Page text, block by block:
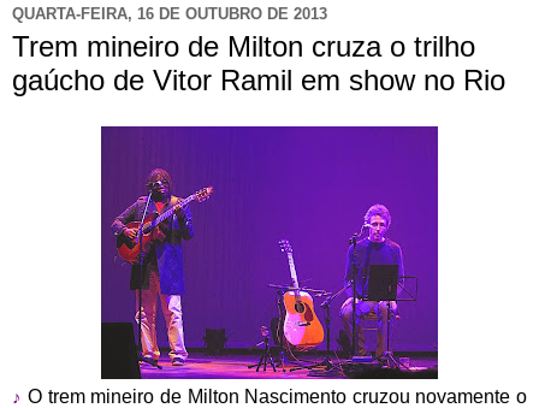
QUARTA-FEIRA, 16 DE OUTUBRO DE 2013
Trem mineiro de Milton cruza o trilho
gaúcho de Vitor Ramil em show no Rio
♪ O trem mineiro de Milton Nascimento cruzou novamente o